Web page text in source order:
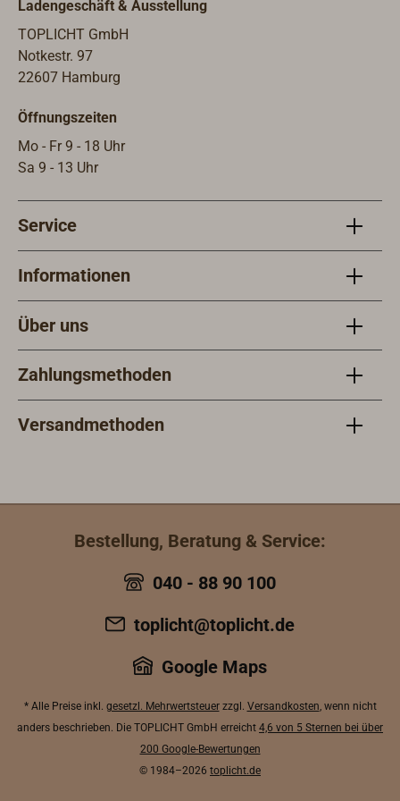
oder Feststoffe zu
löschen.Der
Behälter ist aus
einem Stück
tiefgezogen, was
(schweißnahtlos)
maximale
äußere
Polyesterharzbesch
ichtung erhöht die
Witterungsbeständi
gkeit und
Druckgriff- /
Handhebel-
Auslösung aus
zur Druckregelung
Sinterfilter zum
empfindlicher
Löschmittel kommt
Trocken-
Löschpulver plus
unterschiedlicher
Ladengeschäft & Ausstellung
TOPLICHT GmbH
Notkestr. 97
22607 Hamburg
Öffnungszeiten
Mo - Fr 9 - 18 Uhr
Sa 9 - 13 Uhr
Service
Informationen
Über uns
Zahlungsmethoden
Versandmethoden
Bestellung, Beratung & Service:
040 - 88 90 100
toplicht@toplicht.de
Google Maps
* Alle Preise inkl. gesetzl. Mehrwertsteuerzzgl. Versandkosten, wenn nicht
anders beschrieben. Die TOPLICHT GmbH erreicht 4,6 von 5 Sternen bei über
200 Google-Bewertungen
© 1984–2026 toplicht.de